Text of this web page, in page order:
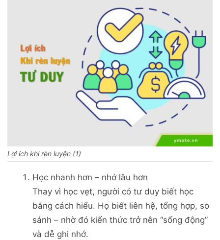
Lợi ích khi rèn luyện (1)
Học nhanh hơn – nhớ lâu hơn
Thay vì học vẹt, người có tư duy biết học
bằng cách hiểu. Họ biết liên hệ, tổng hợp, so
sánh – nhờ đó kiến thức trở nên “sống động”
và dễ ghi nhớ.